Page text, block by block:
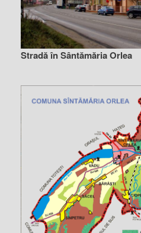
Stradă în Sântămăria Orlea